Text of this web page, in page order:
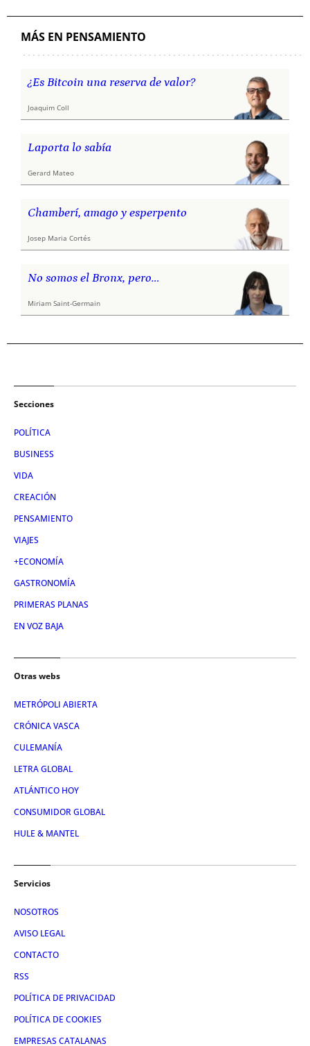
MÁS EN PENSAMIENTO
¿Es Bitcoin una reserva de valor?
Joaquim Coll
Laporta lo sabía
Gerard Mateo
Chamberí, amago y esperpento
Josep Maria Cortés
No somos el Bronx, pero…
Miriam Saint-Germain
Secciones
POLÍTICA
BUSINESS
VIDA
CREACIÓN
PENSAMIENTO
VIAJES
+ECONOMÍA
GASTRONOMÍA
PRIMERAS PLANAS
EN VOZ BAJA
Otras webs
METRÓPOLI ABIERTA
CRÓNICA VASCA
CULEMANÍA
LETRA GLOBAL
ATLÁNTICO HOY
CONSUMIDOR GLOBAL
HULE & MANTEL
Servicios
NOSOTROS
AVISO LEGAL
CONTACTO
RSS
POLÍTICA DE PRIVACIDAD
POLÍTICA DE COOKIES
EMPRESAS CATALANAS